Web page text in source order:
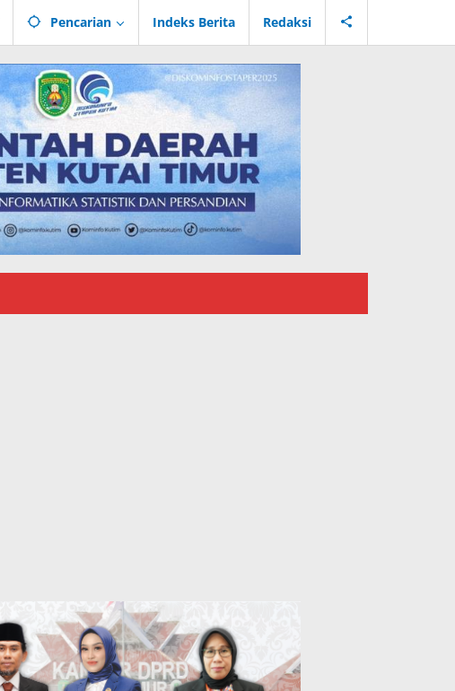
Pencarian Indeks Berita Redaksi